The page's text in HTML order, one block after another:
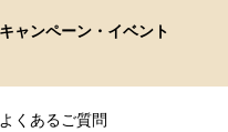
キャンペーン・イベント
よくあるご質問